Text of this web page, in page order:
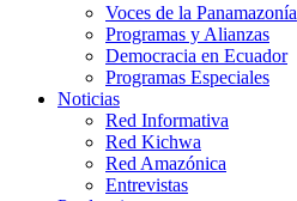
Voces de la Panamazonía
Programas y Alianzas
Democracia en Ecuador
Programas Especiales
Noticias
Red Informativa
Red Kichwa
Red Amazónica
Entrevistas